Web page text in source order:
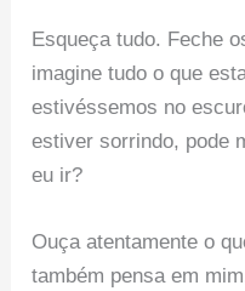
Esqueça tudo. Feche
imagine tudo o que
estivéssemos no
estiver sorrindo, pode
eu ir?
Ouça atentamente o
também pensa em